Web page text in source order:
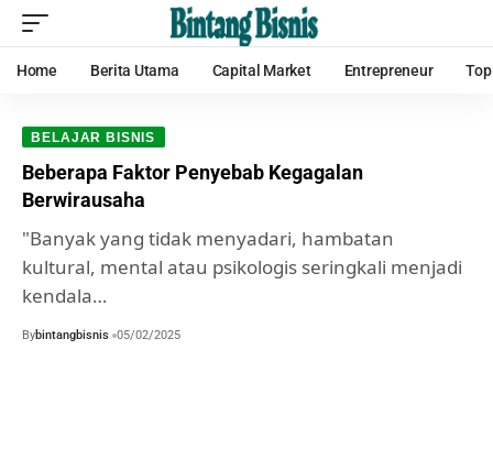
Home Berita Utama Capital Market Entrepreneur
BELAJAR BISNIS
Beberapa Faktor Penyebab Kegagalan
Berwirausaha
"Banyak yang tidak menyadari, hambatan
kultural, mental atau psikologis seringkali menjadi
kendala…
Bybintangbisnis 05/02/2025